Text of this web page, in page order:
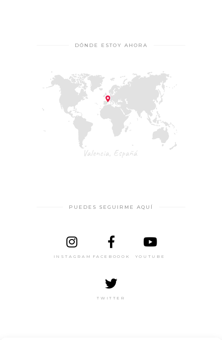
DÓNDE ESTOY AHORA
PUEDES SEGUIRME AQUÍ
INSTAGRAM FACEBOOOK YOUTUBE
TWITTER